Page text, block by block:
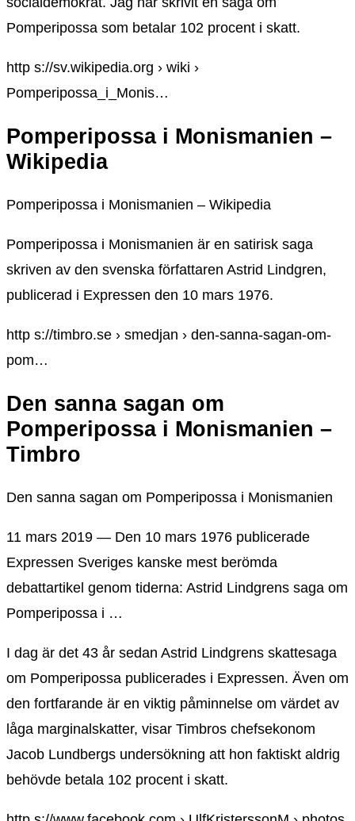
Pomperipossa som betalar 102 procent i skatt.
http s://sv.wikipedia.org › wiki ›
Pomperipossa_i_Monis…
Pomperipossa i Monismanien –
Wikipedia
Pomperipossa i Monismanien – Wikipedia
Pomperipossa i Monismanien är en satirisk saga
skriven av den svenska författaren Astrid Lindgren,
publicerad i Expressen den 10 mars 1976.
http s://timbro.se › smedjan › den-sanna-sagan-om-
pom…
Den sanna sagan om
Pomperipossa i Monismanien –
Timbro
Den sanna sagan om Pomperipossa i Monismanien
11 mars 2019 — Den 10 mars 1976 publicerade
Expressen Sveriges kanske mest berömda
debattartikel genom tiderna: Astrid Lindgrens saga om
Pomperipossa i …
I dag är det 43 år sedan Astrid Lindgrens skattesaga
om Pomperipossa publicerades i Expressen. Även om
den fortfarande är en viktig påminnelse om värdet av
låga marginalskatter, visar Timbros chefsekonom
Jacob Lundbergs undersökning att hon faktiskt aldrig
behövde betala 102 procent i skatt.